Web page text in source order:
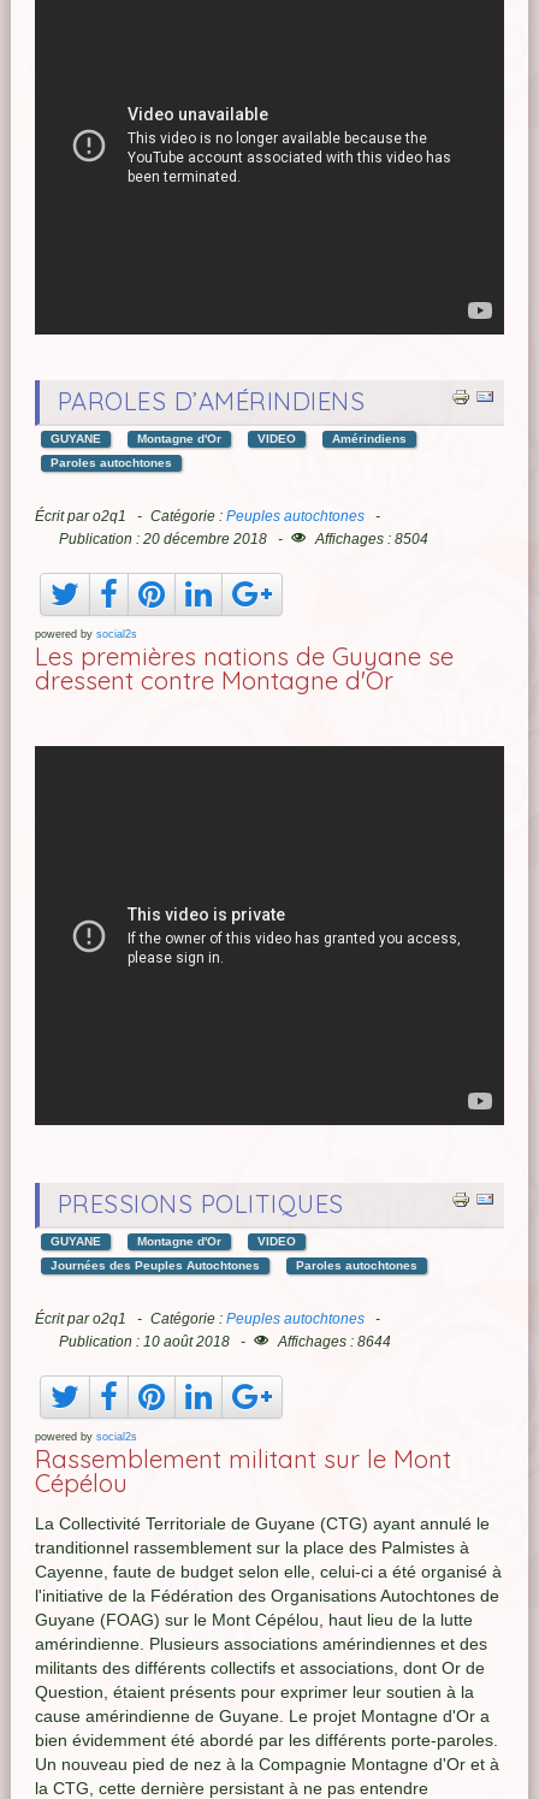
PAROLES D’AMÉRINDIENS
GUYANE Montagne d'Or VIDEO
Amérindiens
Paroles autochtones
Écrit paro2q1 Catégorie : Peuples autochtones
Publication : 20 décembre 2018
Affichages : 8504
powered by social2s
Les premières nations de Guyane se
dressent contre Montagne d'Or
PRESSIONS POLITIQUES
GUYANE Montagne d'Or
VIDEO
Journées des Peuples Autochtones
Paroles autochtones
Écrit paro2q1 Catégorie : Peuples autochtones
Publication : 10 août 2018
Affichages : 8644
powered by social2s
Rassemblement militant sur le Mont
Cépélou
La Collectivité Territoriale de Guyane (CTG) ayant annulé le
tranditionnel rassemblement sur la place des Palmistes à
Cayenne, faute de budget selon elle, celui-ci a été organisé à
l'initiative de la Fédération des Organisations Autochtones de
Guyane (FOAG) sur le Mont Cépélou, haut lieu de la lutte
amérindienne. Plusieurs associations amérindiennes et des
militants des différents collectifs et associations, dont Or de
Question, étaient présents pour exprimer leur soutien à la
cause amérindienne de Guyane. Le projet Montagne d'Or a
bien évidemment été abordé par les différents porte-paroles.
Un nouveau pied de nez à la Compagnie Montagne d'Or et à
la CTG, cette dernière persistant à ne pas entendre